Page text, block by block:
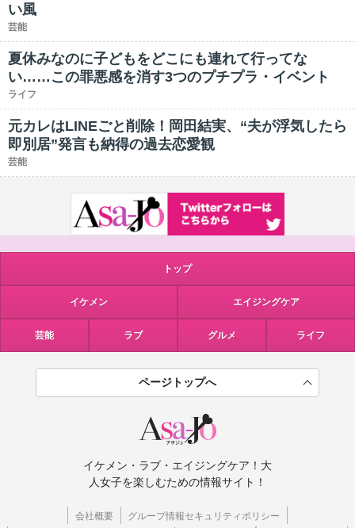
い風
芸能
夏休みなのに子どもをどこにも連れて行ってな
い……この罪悪感を消す3つのプチプラ・イベント
ライフ
元カレはLINEごと削除！岡田結実、“夫が浮気したら
即別居”発言も納得の過去恋愛観
芸能
トップ
イケメン エイジングケア
芸能 ラブ グルメ ライフ
ページトップへ
イケメン・ラブ・エイジングケア！大
人女子を楽しむための情報サイト！
会社概要 グループ情報セキュリティポリシー